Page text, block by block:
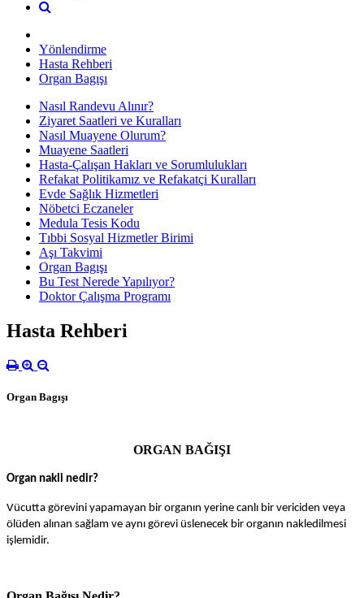
Yönlendirme
Hasta Rehberi
Organ Bagışı
Nasıl Randevu Alınır?
Ziyaret Saatleri ve Kuralları
Nasıl Muayene Olurum?
Muayene Saatleri
Hasta-Çalışan Hakları ve Sorumlulukları
Refakat Politikamız ve Refakatçi Kuralları
Evde Sağlık Hizmetleri
Nöbetci Eczaneler
Medula Tesis Kodu
Tıbbi Sosyal Hizmetler Birimi
Aşı Takvimi
Organ Bagışı
Bu Test Nerede Yapılıyor?
Doktor Çalışma Programı
Hasta Rehberi
Organ Bagışı
ORGAN BAĞIŞI
Organ nakli nedir?
Vücutta görevini yapamayan bir organın yerine canlı bir vericiden veya
ölüden alınan sağlam ve aynı görevi üslenecek bir organın nakledilmesi
işlemidir.